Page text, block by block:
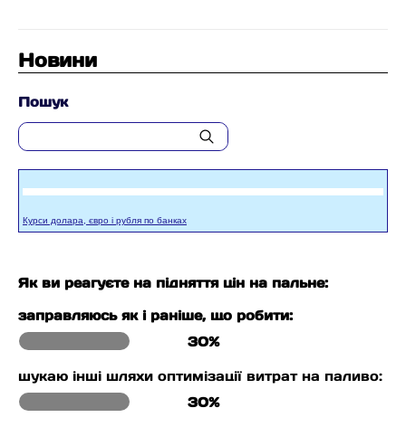
Новини
Пошук
Курси долара, євро і рубля по банках
Як ви реагуєте на підняття цін на пальне:
заправляюсь як і раніше, що робити:
30%
шукаю інші шляхи оптимізації витрат на паливо:
30%